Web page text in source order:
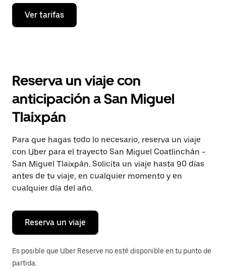
Presiona
flecha
el
y
selecciona
una
Presiona
la
tecla Esc
para
cerrar
el
calendario.
Ver tarifas
Reserva un viaje con
anticipación a San Miguel
Tlaixpán
Para que hagas todo lo necesario, reserva un viaje
con Uber para el trayecto San Miguel Coatlinchán -
San Miguel Tlaixpán. Solicita un viaje hasta 90 días
antes de tu viaje, en cualquier momento y en
cualquier día del año.
Reserva un viaje
Es posible que Uber Reserve no esté disponible en tu punto de
partida.